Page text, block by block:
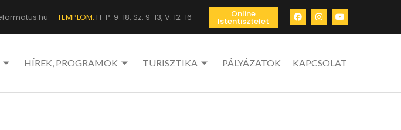
TEMPLOM: H-P: 9-18, Sz: 9-13, V: 12-16 Online
Istentisztelet
HÍREK, PROGRAMOK TURISZTIKA PÁLYÁZATOK KAPCSOLAT